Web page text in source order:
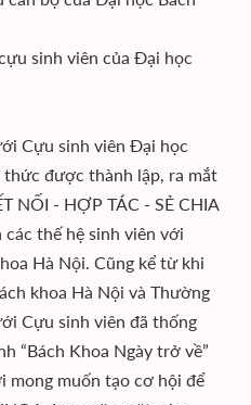
sinh viên của Đại học
Cựu sinh viên Đại học
thức được thành lập, ra mắt
NỐI - HỢP TÁC - SẺ CHIA
thế hệ sinh viên với
Hà Nội. Cũng kể từ khi
khoa Hà Nội và Thường
Cựu sinh viên đã thống
“Bách Khoa Ngày trở về”
mong muốn tạo cơ hội để